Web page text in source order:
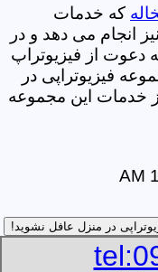
که خدمات
انجام می دهد و در
دعوت از فیزیوتراپ
فیزیوتراپی در
خدمات این مجموعه
در منزل عافل نشوید!